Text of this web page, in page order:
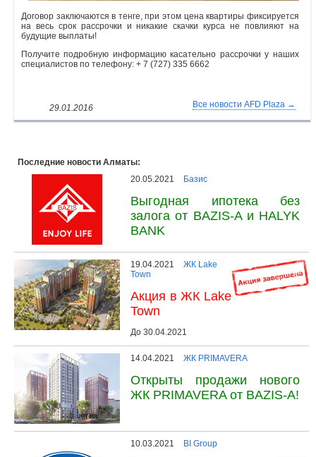
Договор заключаются в тенге, при этом цена квартиры фиксируется
на весь срок рассрочки и никакие скачки курса не повлияют на
будущие выплаты!
Получите подробную информацию касательно рассрочки у наших
специалистов по телефону: + 7 (727) 335 6662
29.01.2016 Все новости AFD Plaza →
Последние новости Алматы:
20.05.2021
Базис
Выгодная ипотека без
залога от BAZIS-A и HALYK
BANK
19.04.2021
ЖК Lake
Town
Акция в ЖК Lake
Town
До 30.04.2021
14.04.2021 ЖК PRIMAVERA
Открыты продажи нового
ЖК PRIMAVERA от BAZIS-A!
10.03.2021 BI Group